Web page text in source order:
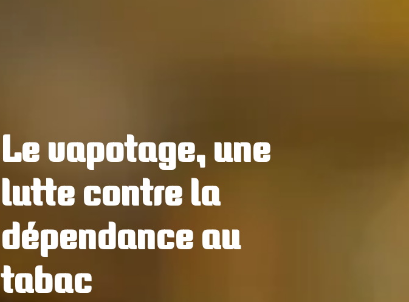
Le vapotage, une
lutte contre la
dépendance au
tabac